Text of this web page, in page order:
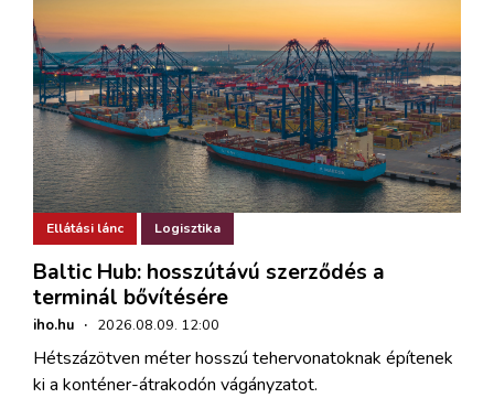
Ellátási lánc Logisztika
Baltic Hub: hosszútávú szerződés a
terminál bővítésére
iho.hu · 2026.08.09. 12:00
Hétszázötven méter hosszú tehervonatoknak építenek
ki a konténer-átrakodón vágányzatot.